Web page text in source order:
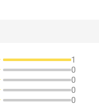
1
0
0
0
0